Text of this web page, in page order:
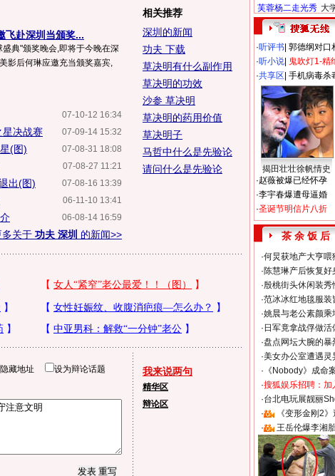
飞赴深圳当颁奖...
典"颁奖晚会,即将于今晚在深
影后何琳应邀充当颁奖嘉宾,
07-10-12 16:34
07-09-14 15:32
星决战赛
07-08-31 18:08
(图)
07-08-27 11:21
07-08-16 13:39
出(图)
06-11-10 13:41
06-08-14 16:59
多关于 功夫 深圳 的新闻>>
相关推荐
深圳的新闻
功夫 下载
草决明有什么副作用
草决明的功效
沙参 草决明
草决明的药用价值
草决明子
马哲中什么是先验论
请问什么是先验论
隐藏地址 设为辩论话题 我来说两句
精华区
辩论区
芙蓉杨二走光秀 大
·听评书 郭德纲对口
·听小说 鬼吹灯1-精
·共享区 手机病毒杀
揭田壮壮徐帆情史
·赵薇被爆已经怀孕
·李宇春爆遭母逼婚
·圣诞节明信片八折
茶 余 饭 后
·何炅获地产大亨喂
·陈慧琳产后恢复好
·殷桃街头休闲装秀
·范冰冰红地毯服装
·姚晨与老公素颜乘
· 日军竟拿战俘做活
·盘点网坛大腕的暴
·美女办公室遭遇灵
· 《Nobody》成命
·搜狐娱乐招聘：加
·台北电玩展靓丽
·
《变形金刚2》
·
王岳伦爆李湘